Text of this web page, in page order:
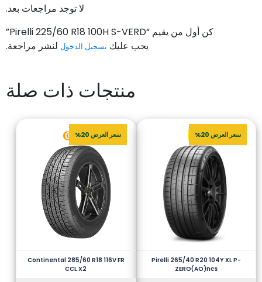
لا توجد مراجعات بعد.
كن أول من يقيم “Pirelli 225/60 R18 100H S-VERD”
يجب عليك تسجيل الدخول لنشر مراجعة.
منتجات ذات صلة
سعر العرض 20%
Pirelli 265/40 R20 104Y XL P-
ZERO(AO)ncs
سعر العرض 20%
Continental 285/60 R18 116V FR
CCL X2